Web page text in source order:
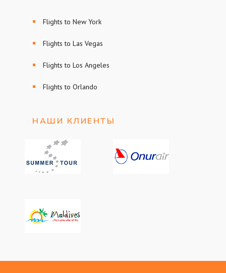
Flights to New York
Flights to Las Vegas
Flights to Los Angeles
Flights to Orlando
НАШИ КЛИЕНТЫ